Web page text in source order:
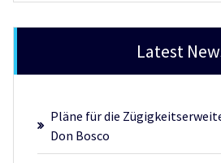
Latest
Pläne für die
Don Bosco